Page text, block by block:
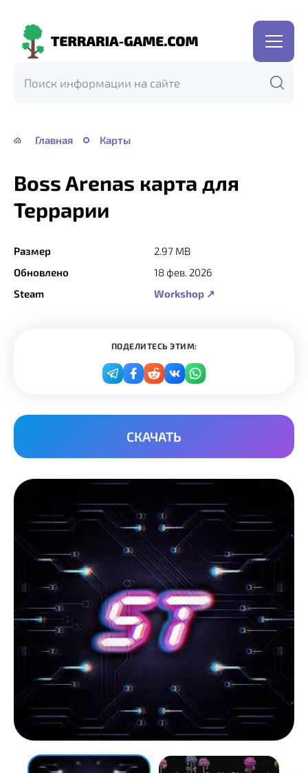
Terraria-
Главная Карты
Boss Arenas карта для
Террарии
Размер
2.97 MB
Обновлено
18 фев. 2026
Steam
Workshop ↗
ПОДЕЛИТЕСЬ ЭТИМ:
СКАЧАТЬ